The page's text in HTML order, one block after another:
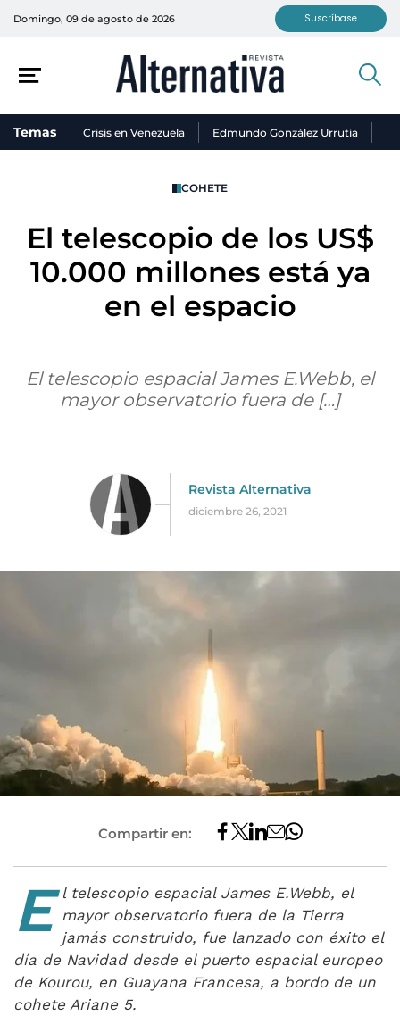
Domingo, 09 de agosto de 2026 Suscríbase
Temas Crisis en Venezuela Edmundo González Urrutia
COHETE
El telescopio de los US$
10.000 millones está ya
en el espacio
El telescopio espacial James E.Webb, el
mayor observatorio fuera de […]
Revista Alternativa
diciembre 26, 2021
Compartir en:
E l telescopio espacial James E.Webb, el
mayor observatorio fuera de la Tierra
jamás construido, fue lanzado con éxito el
día de Navidad desde el puerto espacial europeo
de Kourou, en Guayana Francesa, a bordo de un
cohete Ariane 5.